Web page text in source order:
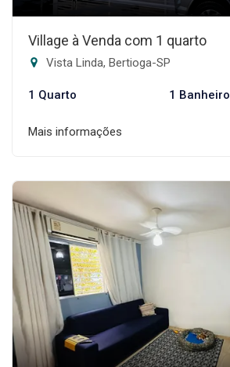
Village à Venda com 1 quarto
Vista Linda, Bertioga-SP
1 Quarto 1 Banheiro
Mais informações